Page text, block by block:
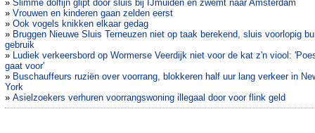
» Slimme dolfijn glipt door sluis bij IJmuiden en zwemt naar Amsterdam
» Vrouwen en kinderen gaan zelden eerst
» Ook vogels knikken elkaar gedag
» Bruggen Nieuwe Sluis Terneuzen niet op taak berekend, sluis voorlopig
gebruik
» Ludiek verkeersbord op Wormerse Veerdijk niet voor de kat z'n viool:
gaat voor'
» Buschauffeurs ruziën over voorrang, blokkeren half uur lang verkeer in
York
» Asielzoekers verhuren voorrangswoning illegaal door voor flink geld